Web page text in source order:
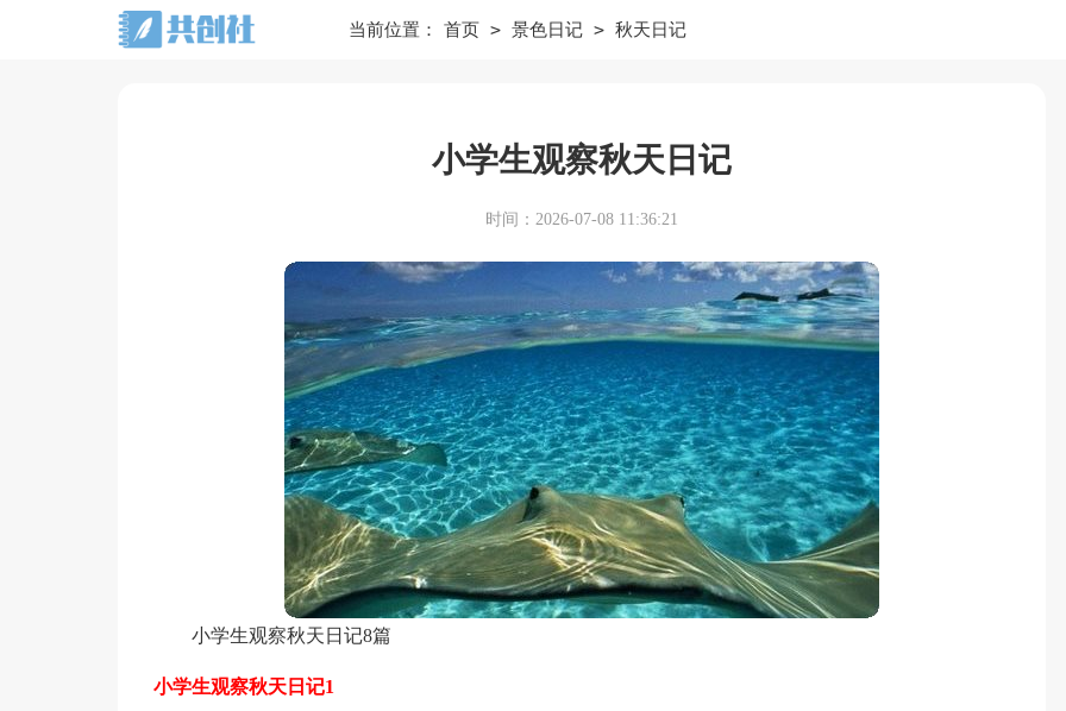
当前位置： 首页 > 景色日记 > 秋天日记
小学生观察秋天日记
时间：2026-07-08 11:36:21
小学生观察秋天日记8篇
小学生观察秋天日记1